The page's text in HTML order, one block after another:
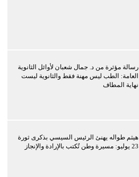
رسالة مؤثرة من د. جمال شعبان لأوائل الثانوية
العامة: الطب ليس مهنة فقط والثانوية ليست
نهاية المطاف
هيثم طواله يهنئ الرئيس السيسي بذكرى ثورة
23 يوليو: مسيرة وطن تُكتب بالإرادة والإنجاز